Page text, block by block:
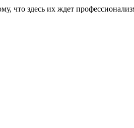
что здесь их ждет